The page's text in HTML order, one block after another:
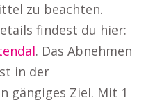
zu beachten.
findest du hier:
. Das Abnehmen
in der
gängiges Ziel. Mit 1